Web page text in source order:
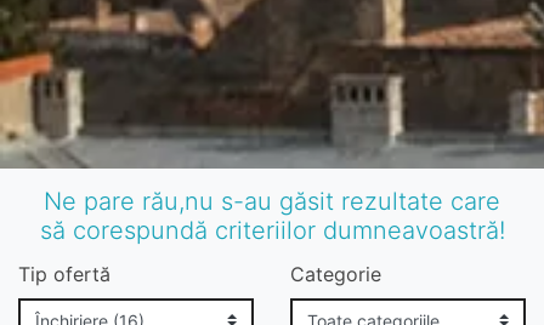
Ne pare rău,nu s-au găsit rezultate care
să corespundă criteriilor dumneavoastră!
Tip ofertă Categorie